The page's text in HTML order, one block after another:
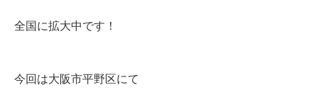
全国に拡大中です！
今回は大阪市平野区にて